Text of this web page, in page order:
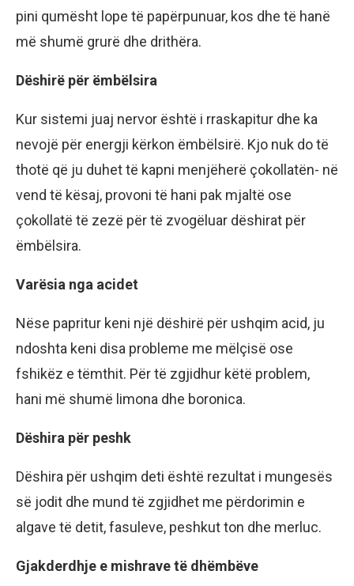
pini qumësht lope të papërpunuar, kos dhe të hanë
më shumë grurë dhe drithëra.
Dëshirë për ëmbëlsira
Kur sistemi juaj nervor është i rraskapitur dhe ka
nevojë për energji kërkon ëmbëlsirë. Kjo nuk do të
thotë që ju duhet të kapni menjëherë çokollatën- në
vend të kësaj, provoni të hani pak mjaltë ose
çokollatë të zezë për të zvogëluar dëshirat për
ëmbëlsira.
Varësia nga acidet
Nëse papritur keni një dëshirë për ushqim acid, ju
ndoshta keni disa probleme me mëlçisë ose
fshikëz e tëmthit. Për të zgjidhur këtë problem,
hani më shumë limona dhe boronica.
Dëshira për peshk
Dëshira për ushqim deti është rezultat i mungesës
së jodit dhe mund të zgjidhet me përdorimin e
algave të detit, fasuleve, peshkut ton dhe merluc.
Gjakderdhje e mishrave të dhëmbëve